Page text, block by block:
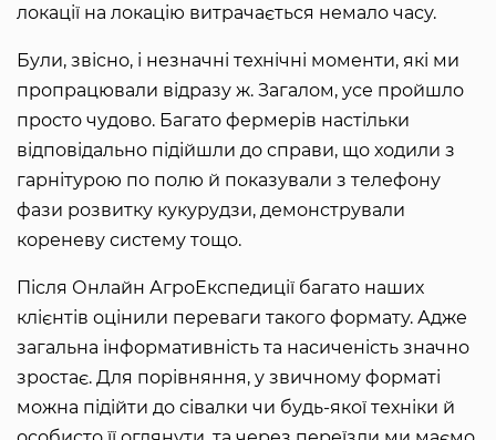
локації на локацію витрачається немало часу.
Були, звісно, і незначні технічні моменти, які ми
пропрацювали відразу ж. Загалом, усе пройшло
просто чудово. Багато фермерів настільки
відповідально підійшли до справи, що ходили з
гарнітурою по полю й показували з телефону
фази розвитку кукурудзи, демонстрували
кореневу систему тощо.
Після Онлайн АгроЕкспедиції багато наших
клієнтів оцінили переваги такого формату. Адже
загальна інформативність та насиченість значно
зростає. Для порівняння, у звичному форматі
можна підійти до сівалки чи будь-якої техніки й